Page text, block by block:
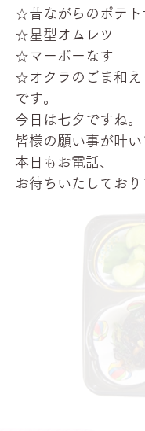
☆昔ながらのポテト
☆星型オムレツ
☆マーボーなす
☆オクラのごま和え
です。
今日は七夕ですね。
皆様の願い事が叶
本日もお電話、
お待ちいたしており